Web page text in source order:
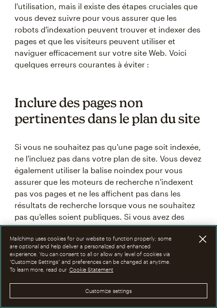
l'utilisation, mais il existe des étapes cruciales que
vous devez suivre pour vous assurer que les
robots d'indexation peuvent trouver et indexer des
pages et que les visiteurs peuvent utiliser et
naviguer efficacement sur votre site Web. Voici
quelques erreurs courantes à éviter :
Inclure des pages non
pertinentes dans le plan du site
Si vous ne souhaitez pas qu'une page soit indexée,
ne l'incluez pas dans votre plan de site. Vous devez
également utiliser la balise noindex pour vous
assurer que les moteurs de recherche n'indexent
pas vos pages et ne les affichent pas dans les
résultats de recherche lorsque vous ne souhaitez
pas qu'elles soient publiques. Si vous avez des
pages de site Web noindex, excluez-les de votre
plan de site afin de ne pas perturber les robots
d'indexation et de ne pas utiliser votrequota
d'indexationsur des pages que vous ne souhaitez
pas rendre publiques.
Mailchimp uses cookies for our website to function properly; some
are optional and help deliver a personalized and enhanced
experience. You can consent to all or allow any level of cookies via
“Customize Settings” and preferences can be changed at anytime.
To learn more, read our Cookie Statement
Customize settings